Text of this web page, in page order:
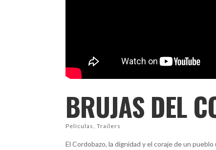
BRUJAS DEL
Películas ,Trailers
El Cordobazo, la dignidad y el coraje de un